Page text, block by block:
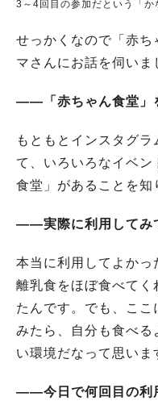
3～4回目の参加だという「か
せっかくなので「赤ち
マさんにお話を伺いま
――「赤ちゃん食堂」
もともとインスタグ
て、いろいろなイベ
食堂」があることを知
――実際に利用してみ
本当に利用してよか
離乳食をほぼ食べてく
たんです。でも、こ
みたら、自分も食べる
い環境だなって思いま
――今日で何回目の利